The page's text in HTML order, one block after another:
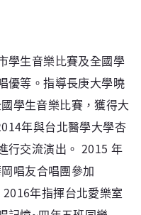
學生音樂比賽及全國學
優等。指導長庚大學曉
學生音樂比賽，獲得大
年與台北醫學大學杏
行交流演出。 2015 年
唱友合唱團參加
2016年指揮台北愛樂室